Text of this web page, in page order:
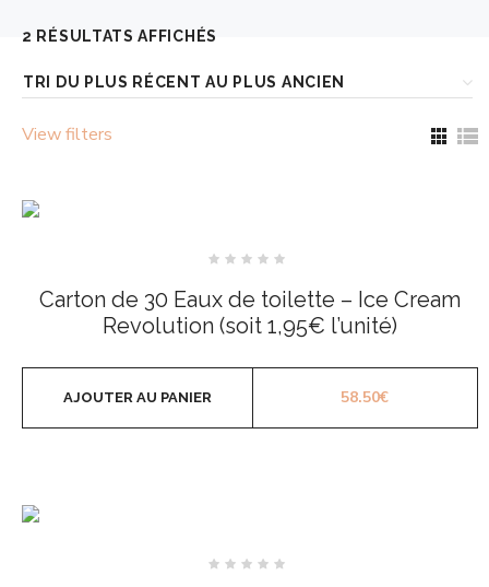
2 RÉSULTATS AFFICHÉS
PLUS
View filters
sur
5
Carton de 30 Eaux de toilette – Ice Cream
Revolution (soit 1,95€ l’unité)
58.50€
AJOUTER AU PANIER